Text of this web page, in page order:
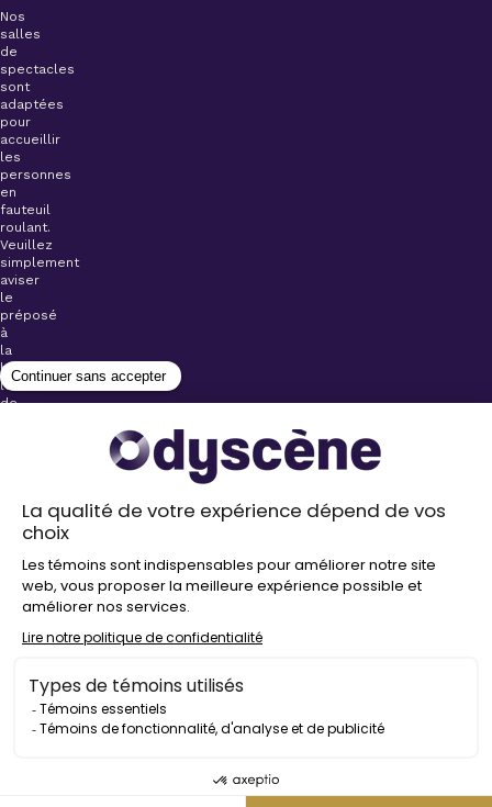
Nos
salles
de
spectacles
sont
adaptées
pour
accueillir
les
personnes
en
fauteuil
roulant.
Veuillez
simplement
aviser
le
préposé
à
la
billetterie
lors
de
Stationnements
proximité de
nos salles
Politique de
d’auteur
2026